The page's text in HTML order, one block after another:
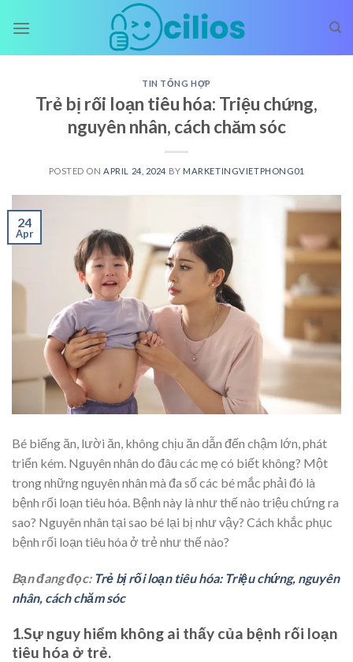
TIN TỔNG HỢP
Trẻ bị rối loạn tiêu hóa: Triệu chứng,
nguyên nhân, cách chăm sóc
POSTED ON APRIL 24, 2024 BY MARKETINGVIETPHONG01
24
Apr
Bé biếng ăn, lười ăn, không chịu ăn dẫn đến chậm lớn, phát
triển kém. Nguyên nhân do đâu các mẹ có biết không? Một
trong những nguyên nhân mà đa số các bé mắc phải đó là
bệnh rối loạn tiêu hóa. Bệnh này là như thế nào triệu chứng ra
sao? Nguyên nhân tại sao bé lại bị như vậy? Cách khắc phục
bệnh rối loạn tiêu hóa ở trẻ như thế nào?
Bạn đang đọc: Trẻ bị rối loạn tiêu hóa: Triệu chứng, nguyên
nhân, cách chăm sóc
1.Sự nguy hiểm không ai thấy của bệnh rối loạn
tiêu hóa ở trẻ.